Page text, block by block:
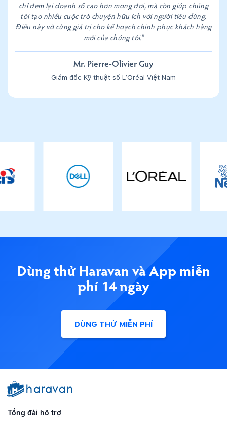
chỉ đem lại doanh số cao hơn mong đợi, mà còn giúp chúng
tôi tạo nhiều cuộc trò chuyện hữu ích với người tiêu dùng.
Điều này vô cùng giá trị cho kế hoạch chinh phục khách hàng
mới của chúng tôi.”
Mr. Pierre-Olivier Guy
Giám đốc Kỹ thuật số L’Oréal Việt Nam
Dùng thử Haravan và App miễn
phí 14 ngày
DÙNG THỬ MIỄN PHÍ
Tổng đài hỗ trợ